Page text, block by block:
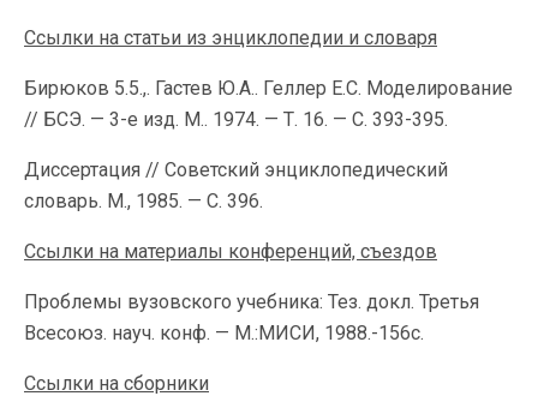
Ссылки на статьи из энциклопедии и словаря
Бирюков 5.5.,. Гастев Ю.А.. Геллер Е.С. Моделирование
// БСЭ. — 3-е изд. М.. 1974. — Т. 16. — С. 393-395.
Диссертация // Советский энциклопедический
словарь. М., 1985. — С. 396.
Ссылки на материалы конференций, съездов
Проблемы вузовского учебника: Тез. докл. Третья
Всесоюз. науч. конф. — М.:МИСИ, 1988.-156с.
Ссылки на сборники